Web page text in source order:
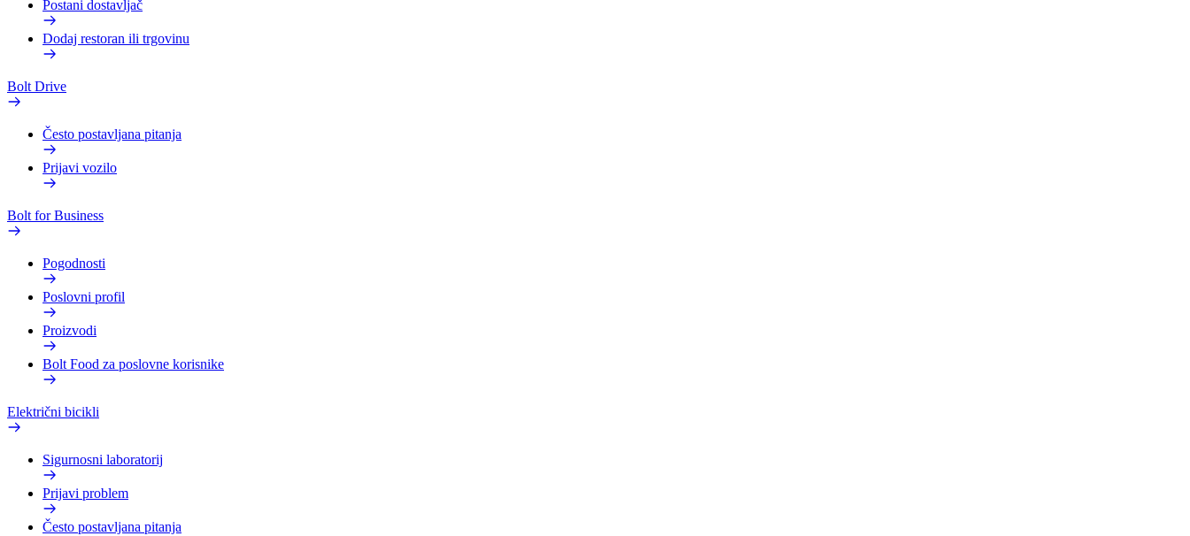
Postani dostavljač
Dodaj restoran ili trgovinu
Bolt Drive
Često postavljana pitanja
Prijavi vozilo
Bolt for Business
Pogodnosti
Poslovni profil
Proizvodi
Bolt Food za poslovne korisnike
Električni bicikli
Sigurnosni laboratorij
Prijavi problem
Često postavljana pitanja